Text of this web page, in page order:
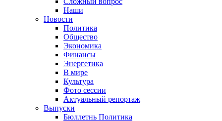
Наши
Новости
Политика
Общество
Экономика
Финансы
Энергетика
В мире
Культура
Фото сессии
Актуальный репортаж
Выпуски
Бюллетнь Политика